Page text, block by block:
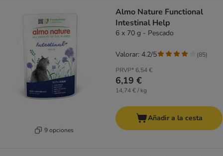
9 opciones
Almo Nature Functional
Intestinal Help
6 x 70 g - Pescado
PRVP* 6,54 €
6,19 €
14,74 € / kg
Valorar: 4.2/5 (85)
Añadir a la cesta